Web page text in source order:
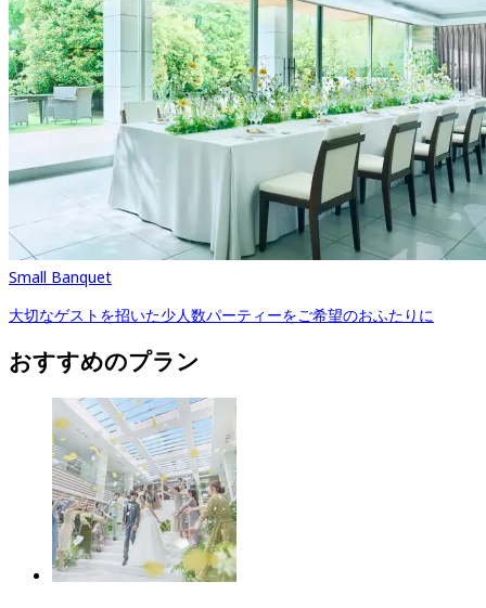
Small Banquet
大切なゲストを招いた少人数パーティーをご希望のおふたりに
おすすめのプラン